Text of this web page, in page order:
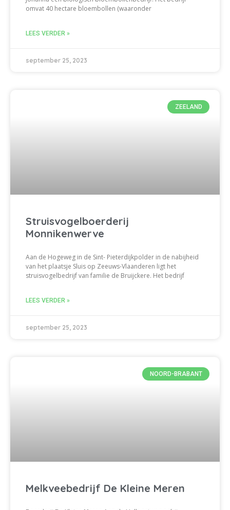
omvat 40 hectare bloembollen (waaronder
LEES VERDER »
september 25, 2023
ZEELAND
Struisvogelboerderij
Monnikenwerve
Aan de Hogeweg in de Sint- Pieterdijkpolder in de nabijheid
van het plaatsje Sluis op Zeeuws-Vlaanderen ligt het
struisvogelbedrijf van familie de Bruijckere. Het bedrijf
LEES VERDER »
september 25, 2023
NOORD-BRABANT
Melkveebedrijf De Kleine Meren